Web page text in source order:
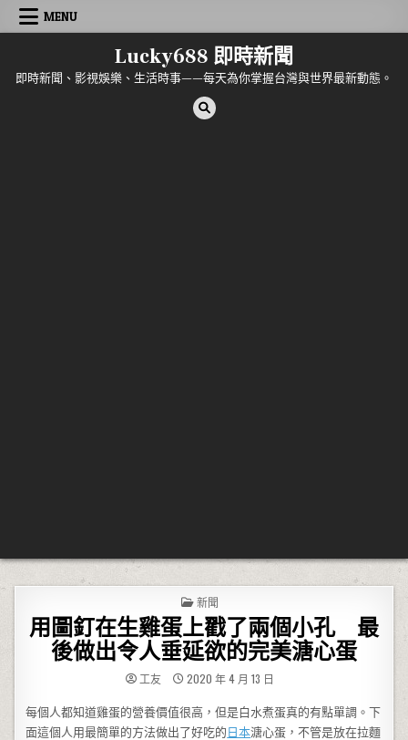
Skip to content
MENU
Lucky688 即時新聞
即時新聞、影視娛樂、生活時事——每天為你掌握台灣與世界最新動態。
POSTED IN
新聞
用圖釘在生雞蛋上戳了兩個小孔 最
後做出令人垂延欲的完美溏心蛋
工友 2020 年 4 月 13 日
每個人都知道雞蛋的營養價值很高，但是白水煮蛋真的有點單調。下
面這個人用最簡單的方法做出了好吃的 日本溏心蛋，不管是放在拉麵